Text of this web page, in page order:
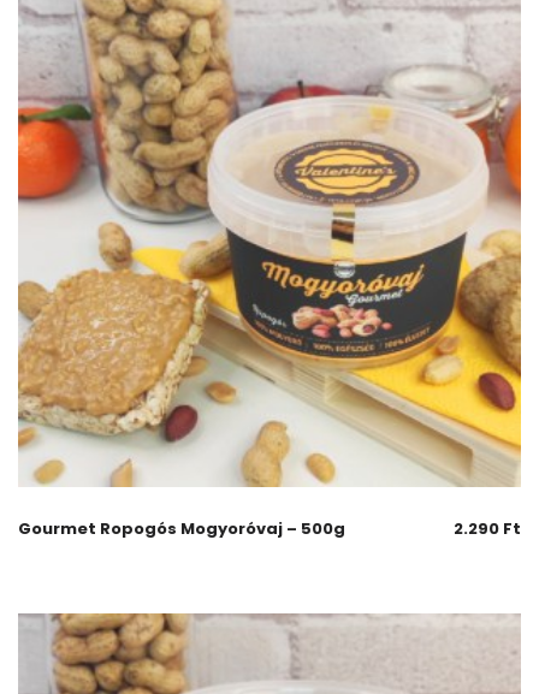
Gourmet Ropogós Mogyoróvaj – 500g 2.290 Ft